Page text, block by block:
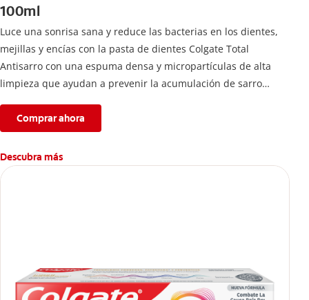
100ml
Luce una sonrisa sana y reduce las bacterias en los dientes,
mejillas y encías con la pasta de dientes Colgate Total
Antisarro con una espuma densa y micropartículas de alta
limpieza que ayudan a prevenir la acumulación de sarro
Comprar ahora
Descubra más